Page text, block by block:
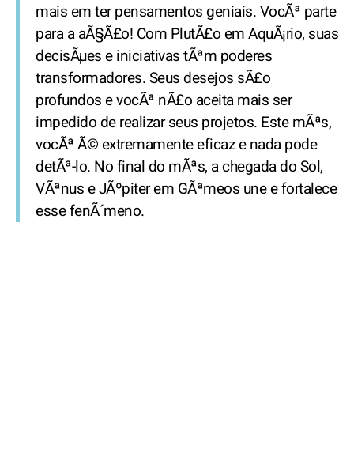
mais em ter pensamentos geniais. VocÃª parte
para a aÃ§Ã£o! Com PlutÃ£o em AquÃ¡rio, suas
decisÃµes e iniciativas tÃªm poderes
transformadores. Seus desejos sÃ£o
profundos e vocÃª nÃ£o aceita mais ser
impedido de realizar seus projetos. Este mÃªs,
vocÃª Ã© extremamente eficaz e nada pode
detÃª-lo. No final do mÃªs, a chegada do Sol,
VÃªnus e JÃºpiter em GÃªmeos une e fortalece
esse fenÃ´meno.